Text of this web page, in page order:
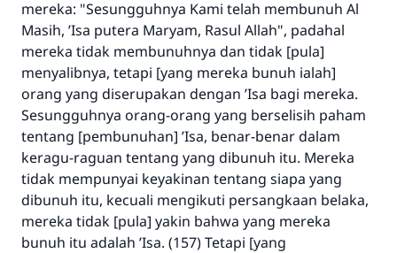
mereka: "Sesungguhnya Kami telah membunuh Al
Masih, ’Isa putera Maryam, Rasul Allah", padahal
mereka tidak membunuhnya dan tidak [pula]
menyalibnya, tetapi [yang mereka bunuh ialah]
orang yang diserupakan dengan ’Isa bagi mereka.
Sesungguhnya orang-orang yang berselisih paham
tentang [pembunuhan] ’Isa, benar-benar dalam
keragu-raguan tentang yang dibunuh itu. Mereka
tidak mempunyai keyakinan tentang siapa yang
dibunuh itu, kecuali mengikuti persangkaan belaka,
mereka tidak [pula] yakin bahwa yang mereka
bunuh itu adalah ’Isa. (157) Tetapi [yang